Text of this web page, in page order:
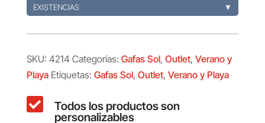
EXISTENCIAS ▼
SKU: 4214 Categorías: Gafas Sol, Outlet, Verano y
Playa Etiquetas: Gafas Sol, Outlet, Verano y Playa
 Todos los productos son
personalizables